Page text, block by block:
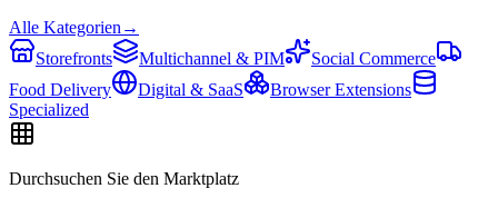
Alle Kategorien →
Storefronts
Multichannel & PIM
Social Commerce
Food Delivery
Digital & SaaS
Browser Extensions
Specialized
Durchsuchen Sie den Marktplatz